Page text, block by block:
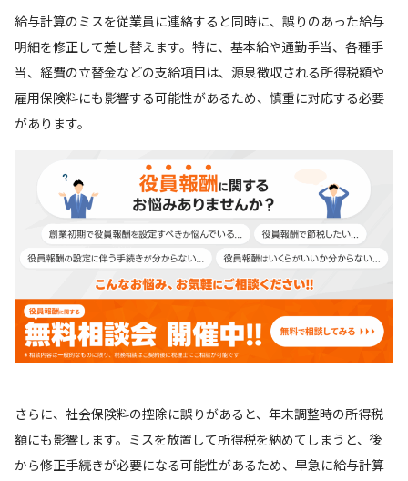
給与計算のミスを従業員に連絡すると同時に、誤りのあった給与
明細を修正して差し替えます。特に、基本給や通勤手当、各種手
当、経費の立替金などの支給項目は、源泉徴収される所得税額や
雇用保険料にも影響する可能性があるため、慎重に対応する必要
があります。
さらに、社会保険料の控除に誤りがあると、年末調整時の所得税
額にも影響します。ミスを放置して所得税を納めてしまうと、後
から修正手続きが必要になる可能性があるため、早急に給与計算